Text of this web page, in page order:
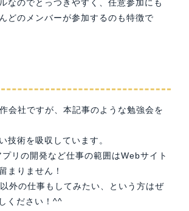
なのでとっつきやすく、任意参加にも
どのメンバーが参加するのも特徴で
会社ですが、本記事のような勉強会を
技術を吸収しています。
リの開発など仕事の範囲はWebサイト
まりません！
外の仕事もしてみたい、という方はぜ
ください！^^